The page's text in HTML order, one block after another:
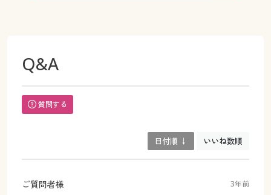
Q&A
質問する
日付順 ↓ いいね数順
ご質問者様 3年前